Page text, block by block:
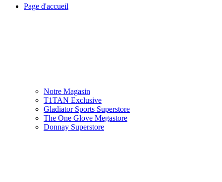
Page d'accueil
Notre Magasin
T1TAN Exclusive
Gladiator Sports Superstore
The One Glove Megastore
Donnay Superstore